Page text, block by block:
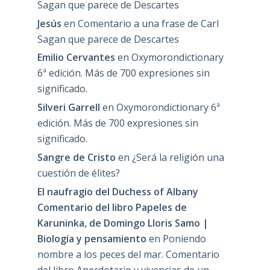
Sagan que parece de Descartes
Jesús en Comentario a una frase de Carl
Sagan que parece de Descartes
Emilio Cervantes en Oxymorondictionary
6ª edición. Más de 700 expresiones sin
significado.
Silveri Garrell en Oxymorondictionary 6ª
edición. Más de 700 expresiones sin
significado.
Sangre de Cristo en ¿Será la religión una
cuestión de élites?
El naufragio del Duchess of Albany
Comentario del libro Papeles de
Karuninka, de Domingo Lloris Samo |
Biología y pensamiento en Poniendo
nombre a los peces del mar. Comentario